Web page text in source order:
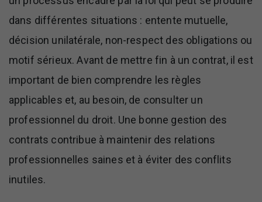
dans différentes situations : entente mutuelle,
décision unilatérale, non-respect des obligations ou
motif sérieux. Avant de mettre fin à un contrat, il est
important de bien comprendre les règles
applicables et, au besoin, de consulter un
professionnel du droit. Une bonne gestion des
contrats contribue à maintenir des relations
professionnelles saines et à éviter des conflits
inutiles.